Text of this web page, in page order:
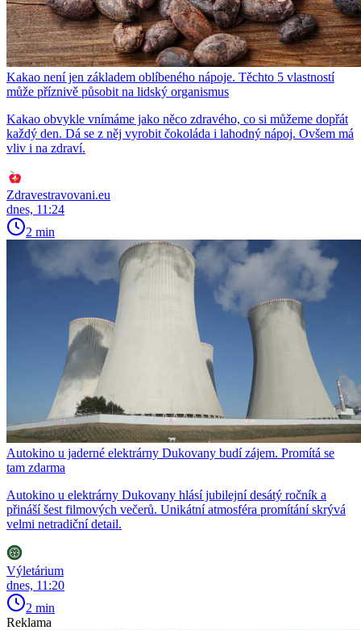
Kakao není jen základem oblíbeného nápoje. Těchto 5 vlastností
může příznivě působit na lidský organismus
Kakao obvykle vnímáme jako něco zdravého, co si můžeme dopřát
každý den. Dá se z něj vyrobit čokoláda i lahodný nápoj. Ovšem má
vliv i na zdraví.
Zdravestravovani.eu
dnes, 11:24
2 min
Autokino u jaderné elektrárny Dukovany budí zájem. Promítá se
tam zdarma
Autokino u elektrárny Dukovany hlásí jubilejní desátý ročník a
přináší šest filmových večerů. Unikátní atmosféra promítání skrývá
velmi netradiční detail.
Výletárium
dnes, 11:20
2 min
Reklama